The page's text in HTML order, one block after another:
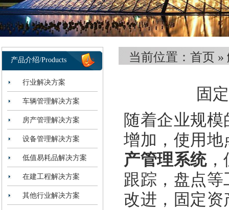
产品介绍/Products
行业解决方案
车辆管理解决方案
房产管理解决方案
设备管理解决方案
低值易耗品解决方案
在建工程解决方案
其他行业解决方案
当前位置： 首页 »
固
随着企业规
增加，使用地
产管理系统，
跟踪，盘点
改进，固定